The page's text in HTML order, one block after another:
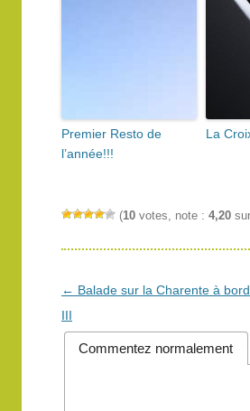
Premier Resto de
l’année!!!
La
(10 votes, note : 4,20
Navigation
des
articles
← Balade sur la Charente à
III
Commentez normalement